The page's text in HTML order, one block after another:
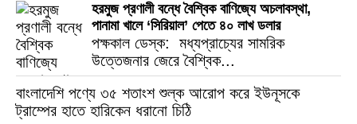
হরমুজ প্রণালী বন্ধে বৈশ্বিক বাণিজ্যে অচলাবস্থা,
পানামা খালে ‘সিরিয়াল’ পেতে ৪০ লাখ ডলার
পক্ষকাল ডেস্ক: মধ্যপ্রাচ্যের সামরিক
উত্তেজনার জেরে বৈশ্বিক...
বাংলাদেশি পণ্যে ৩৫ শতাংশ শুল্ক আরোপ করে ইউনূসকে
ট্রাম্পের হাতে হারিকেন ধরানো চিঠি